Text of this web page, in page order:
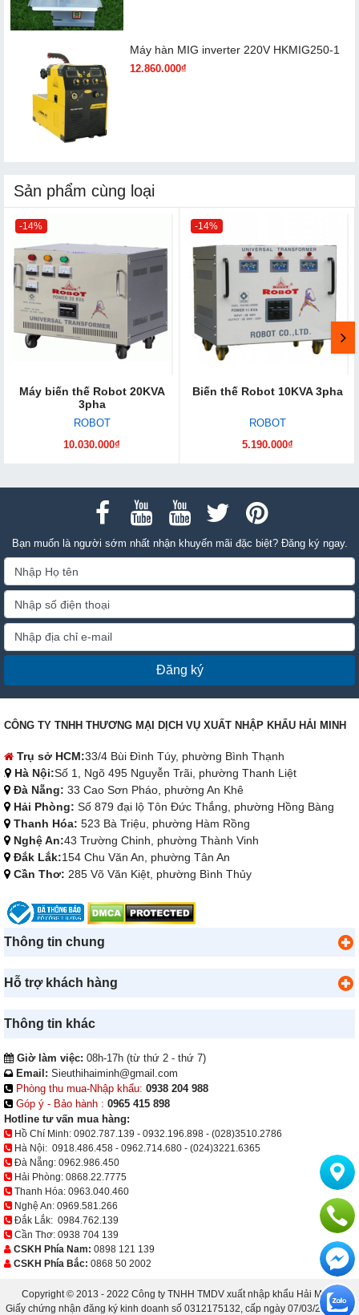
Máy hàn MIG inverter 220V HKMIG250-1
12.860.000₫
Sản phẩm cùng loại
-14%
Máy biến thế Robot 20KVA
3pha
ROBOT
10.030.000₫
-14%
Biến thế Robot 10KVA 3pha
ROBOT
5.190.000₫
Bạn muốn là người sớm nhất nhận khuyến mãi đặc biệt? Đăng ký ngay.
Đăng ký
CÔNG TY TNHH THƯƠNG MẠI DỊCH VỤ XUẤT NHẬP KHẨU HẢI MINH
Trụ sở HCM:33/4 Bùi Đình Túy, phường Bình Thạnh
Hà Nội:Số 1, Ngõ 495 Nguyễn Trãi, phường Thanh Liệt
Đà Nẵng: 33 Cao Sơn Pháo, phường An Khê
Hải Phòng: Số 879 đại lộ Tôn Đức Thắng, phường Hồng Bàng
Thanh Hóa: 523 Bà Triệu, phường Hàm Rồng
Nghệ An:43 Trường Chinh, phường Thành Vinh
Đắk Lắk:154 Chu Văn An, phường Tân An
Cần Thơ: 285 Võ Văn Kiệt, phường Bình Thủy
Thông tin chung
Hỗ trợ khách hàng
Thông tin khác
Giờ làm việc: 08h-17h (từ thứ 2 - thứ 7)
Email: Sieuthihaiminh@gmail.com
Phòng thu mua-Nhập khẩu: 0938 204 988
Góp ý - Bảo hành : 0965 415 898
Hotline tư vấn mua hàng:
Hồ Chí Minh: 0902.787.139 - 0932.196.898 - (028)3510.2786
Hà Nội: 0918.486.458 - 0962.714.680 - (024)3221.6365
Đà Nẵng: 0962.986.450
Hải Phòng: 0868.22.7775
Thanh Hóa: 0963.040.460
Nghệ An: 0969.581.266
Đắk Lắk: 0984.762.139
Cần Thơ: 0938 704 139
CSKH Phía Nam: 0898 121 139
CSKH Phía Bắc: 0868 50 2002
Copyright © 2013 - 2022 Công ty TNHH TMDV xuất nhập khẩu Hải Minh.
Giấy chứng nhận đăng ký kinh doanh số 0312175132, cấp ngày 07/03/2013 bởi